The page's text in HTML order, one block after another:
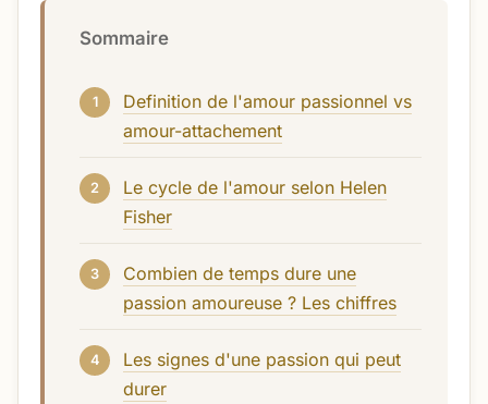
Sommaire
Definition de l'amour passionnel vs
amour-attachement
Le cycle de l'amour selon Helen
Fisher
Combien de temps dure une
passion amoureuse ? Les chiffres
Les signes d'une passion qui peut
durer